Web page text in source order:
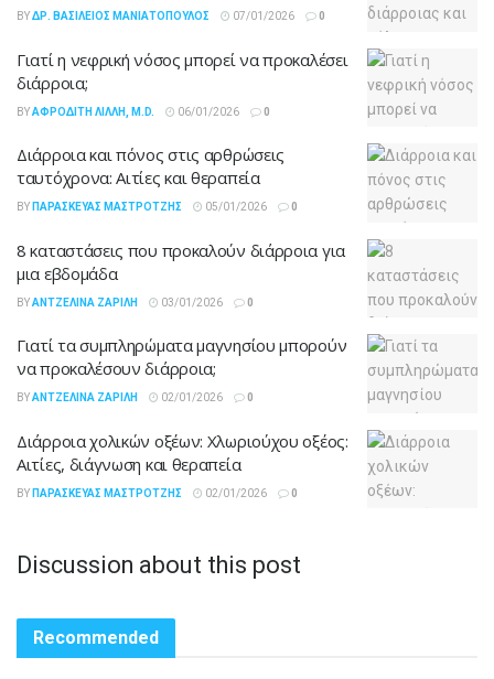
BYΔΡ. ΒΑΣΊΛΕΙΟΣ ΜΑΝΙΑΤΌΠΟΥΛΟΣ 07/01/2026 0
Γιατί η νεφρική νόσος μπορεί να προκαλέσει
διάρροια;
BYΑΦΡΟΔΊΤΗ ΛΙΛΛΉ, M.D. 06/01/2026 0
Διάρροια και πόνος στις αρθρώσεις
ταυτόχρονα: Αιτίες και θεραπεία
BY ΠΑΡΑΣΚΕΥΆΣ ΜΑΣΤΡΟΤΖΉΣ 05/01/2026 0
8 καταστάσεις που προκαλούν διάρροια για
μια εβδομάδα
BYΑΝΤΖΕΛΊΝΑ ΖΑΡΊΛΗ 03/01/2026 0
Γιατί τα συμπληρώματα μαγνησίου μπορούν
να προκαλέσουν διάρροια;
BYΑΝΤΖΕΛΊΝΑ ΖΑΡΊΛΗ 02/01/2026 0
Διάρροια χολικών οξέων: Χλωριούχου οξέος:
Αιτίες, διάγνωση και θεραπεία
BY ΠΑΡΑΣΚΕΥΆΣ ΜΑΣΤΡΟΤΖΉΣ 02/01/2026 0
Discussion about this post
Recommended